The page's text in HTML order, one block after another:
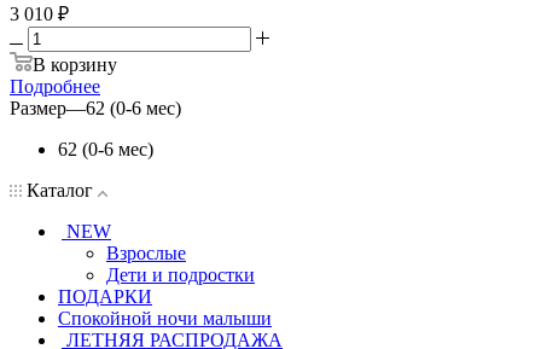
3 010 ₽
В корзину
Подробнее
Размер—62 (0-6 мес)
62 (0-6 мес)
Каталог
NEW
Взрослые
Дети и подростки
ПОДАРКИ
Спокойной ночи малыши
ЛЕТНЯЯ РАСПРОДАЖА